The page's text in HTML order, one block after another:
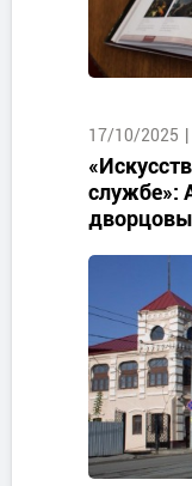
17/10/2025
службе»: